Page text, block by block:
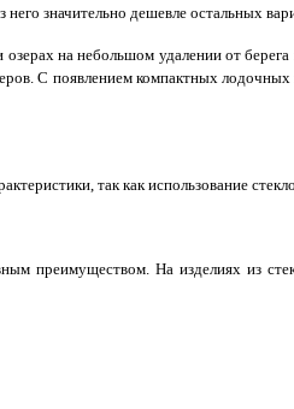
значительно дешевле остальных
на небольшом удалении от
С появлением компактных
так как использование
преимуществом. На изделиях из